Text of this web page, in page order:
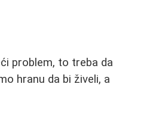
problem, to treba da
hranu da bi živeli, a